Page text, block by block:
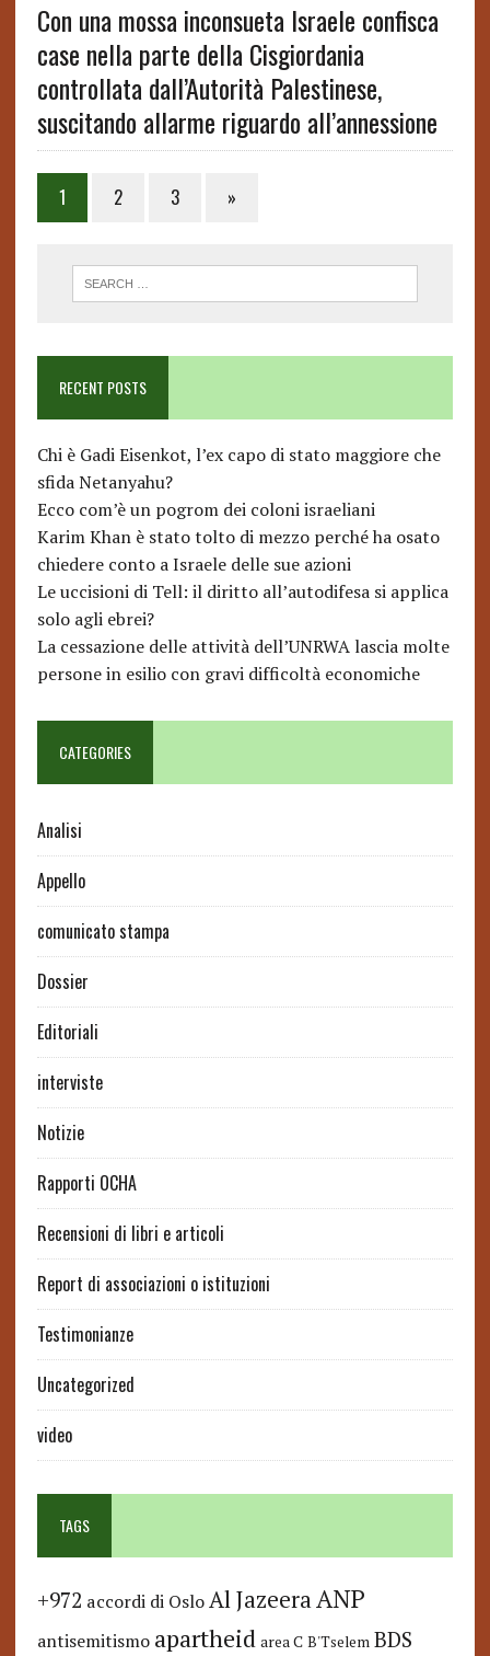
Con una mossa inconsueta Israele confisca
case nella parte della Cisgiordania
controllata dall’Autorità Palestinese,
suscitando allarme riguardo all’annessione
Posts
pagination
1 2 3 »
RECENT POSTS
Chi è Gadi Eisenkot, l’ex capo di stato maggiore che
sfida Netanyahu?
Ecco com’è un pogrom dei coloni israeliani
Karim Khan è stato tolto di mezzo perché ha osato
chiedere conto a Israele delle sue azioni
Le uccisioni di Tell: il diritto all’autodifesa si applica
solo agli ebrei?
La cessazione delle attività dell’UNRWA lascia molte
persone in esilio con gravi difficoltà economiche
CATEGORIES
Analisi
Appello
comunicato stampa
Dossier
Editoriali
interviste
Notizie
Rapporti OCHA
Recensioni di libri e articoli
Report di associazioni o istituzioni
Testimonianze
Uncategorized
video
TAGS
+972 accordi di Oslo Al JazeeraANP
antisemitismo apartheid area C B'Tselem BDS